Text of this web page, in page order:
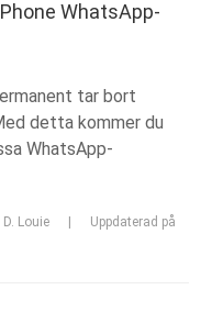
WhatsApp-
tar bort
detta kommer du
WhatsApp-
Louie
Uppdaterad på